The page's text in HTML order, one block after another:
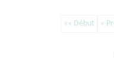
«« Début «